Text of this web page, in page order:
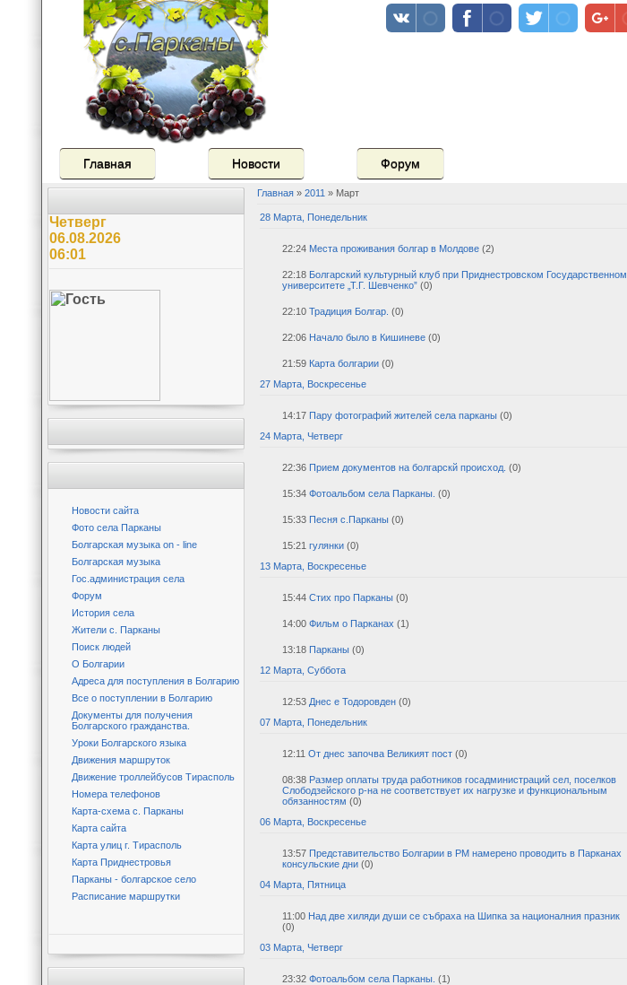
Главная Новости Форум
Четверг
06.08.2026
06:01
Новости сайта
Фото села Парканы
Болгарская музыка on - line
Болгарская музыка
Гос.администрация села
Форум
История села
Жители с. Парканы
Поиск людей
О Болгарии
Адреса для поступления в Болгарию
Все о поступлении в Болгарию
Документы для получения
Болгарского гражданства.
Уроки Болгарского языка
Движения маршруток
Движение троллейбусов Тирасполь
Номера телефонов
Карта-схема с. Парканы
Карта сайта
Карта улиц г. Тирасполь
Карта Приднестровья
Парканы - болгарское село
Расписание маршрутки
Главная » 2011 » Март
28 Марта, Понедельник
22:24 Места проживания болгар в Молдове (2)
22:18 Болгарский культурный клуб при Приднестровском Государственном
университете „Т.Г. Шевченко” (0)
22:10 Традиция Болгар. (0)
22:06 Начало было в Кишиневе (0)
21:59 Карта болгарии (0)
27 Марта, Воскресенье
14:17 Пару фотографий жителей села парканы (0)
24 Марта, Четверг
22:36 Прием документов на болгарскй происход. (0)
15:34 Фотоальбом села Парканы. (0)
15:33 Песня с.Парканы (0)
15:21 гулянки (0)
13 Марта, Воскресенье
15:44 Стих про Парканы (0)
14:00 Фильм о Парканах (1)
13:18 Парканы (0)
12 Марта, Суббота
12:53 Днес е Тодоровден (0)
07 Марта, Понедельник
12:11 От днес започва Великият пост (0)
08:38 Размер оплаты труда работников госадминистраций сел, поселков
Слободзейского р-на не соответствует их нагрузке и функциональным
обязанностям (0)
06 Марта, Воскресенье
13:57 Представительство Болгарии в РМ намерено проводить в Парканах
консульские дни (0)
04 Марта, Пятница
11:00 Над две хиляди души се събраха на Шипка за националния празник
(0)
03 Марта, Четверг
23:32 Фотоальбом села Парканы. (1)